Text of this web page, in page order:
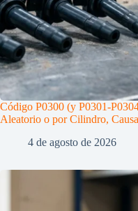
Código P0300 (y P0301-
Aleatorio o por Cilindro,
4 de agosto de 2026